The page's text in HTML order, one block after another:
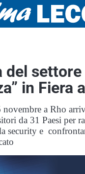
del settore
in Fiera
a Rho
da 31 Paesi per
security e